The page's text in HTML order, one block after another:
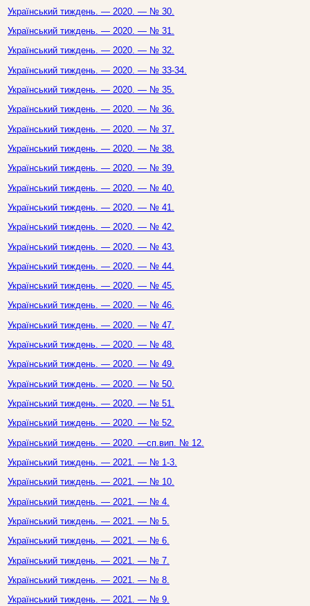
Український тиждень. — 2020. — № 30.
Український тиждень. — 2020. — № 31.
Український тиждень. — 2020. — № 32.
Український тиждень. — 2020. — № 33-34.
Український тиждень. — 2020. — № 35.
Український тиждень. — 2020. — № 36.
Український тиждень. — 2020. — № 37.
Український тиждень. — 2020. — № 38.
Український тиждень. — 2020. — № 39.
Український тиждень. — 2020. — № 40.
Український тиждень. — 2020. — № 41.
Український тиждень. — 2020. — № 42.
Український тиждень. — 2020. — № 43.
Український тиждень. — 2020. — № 44.
Український тиждень. — 2020. — № 45.
Український тиждень. — 2020. — № 46.
Український тиждень. — 2020. — № 47.
Український тиждень. — 2020. — № 48.
Український тиждень. — 2020. — № 49.
Український тиждень. — 2020. — № 50.
Український тиждень. — 2020. — № 51.
Український тиждень. — 2020. — № 52.
Український тиждень. — 2020. —сп.вип. № 12.
Український тиждень. — 2021. — № 1-3.
Український тиждень. — 2021. — № 10.
Український тиждень. — 2021. — № 4.
Український тиждень. — 2021. — № 5.
Український тиждень. — 2021. — № 6.
Український тиждень. — 2021. — № 7.
Український тиждень. — 2021. — № 8.
Український тиждень. — 2021. — № 9.